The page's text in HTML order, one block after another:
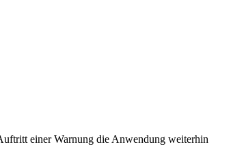
einer Warnung die Anwendung weiterhin